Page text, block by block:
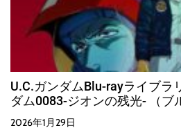
U.C.ガンダムBlu-rayライブラ
ダム0083-ジオンの残光- （ブ
2026年1月29日